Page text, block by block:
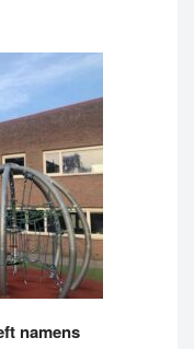
namens